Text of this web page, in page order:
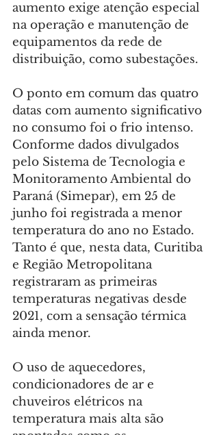
aumento exige atenção especial
na operação e manutenção de
equipamentos da rede de
distribuição, como subestações.
O ponto em comum das quatro
datas com aumento significativo
no consumo foi o frio intenso.
Conforme dados divulgados
pelo Sistema de Tecnologia e
Monitoramento Ambiental do
Paraná (Simepar), em 25 de
junho foi registrada a menor
temperatura do ano no Estado.
Tanto é que, nesta data, Curitiba
e Região Metropolitana
registraram as primeiras
temperaturas negativas desde
2021, com a sensação térmica
ainda menor.
O uso de aquecedores,
condicionadores de ar e
chuveiros elétricos na
temperatura mais alta são